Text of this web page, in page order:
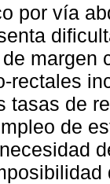
por vía
margen
rectales
tasas de
de